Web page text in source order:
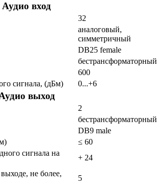
Аудио вход
32
аналоговый,
симметричный
DB25 female
бестрансформаторный
600
сигнала, (дБм)
0...+6
выход
2
бестрансформаторный
DB9 male
≤ 60
сигнала на
+ 24
не более,
5